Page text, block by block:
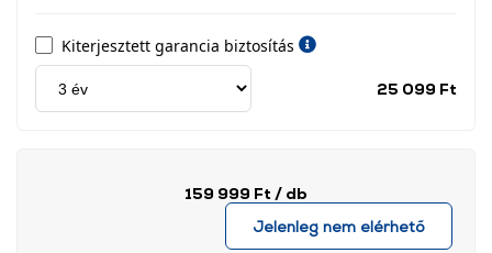
Kiterjesztett garancia biztosítás
25 099 Ft
159 999 Ft / db
Jelenleg nem elérhető